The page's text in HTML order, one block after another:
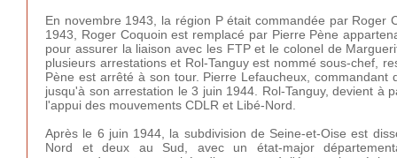
En novembre 1943, la région P était commandée par
1943, Roger Coquoin est remplacé par Pierre Pène
pour assurer la liaison avec les FTP et le colonel de
plusieurs arrestations et Rol-Tanguy est nommé sous-chef,
Pène est arrêté à son tour. Pierre Lefaucheux,
jusqu'à son arrestation le 3 juin 1944. Rol-Tanguy, devient
l'appui des mouvements CDLR et Libé-Nord.
Après le 6 juin 1944, la subdivision de Seine-et-Oise est
Nord et deux au Sud, avec un état-major